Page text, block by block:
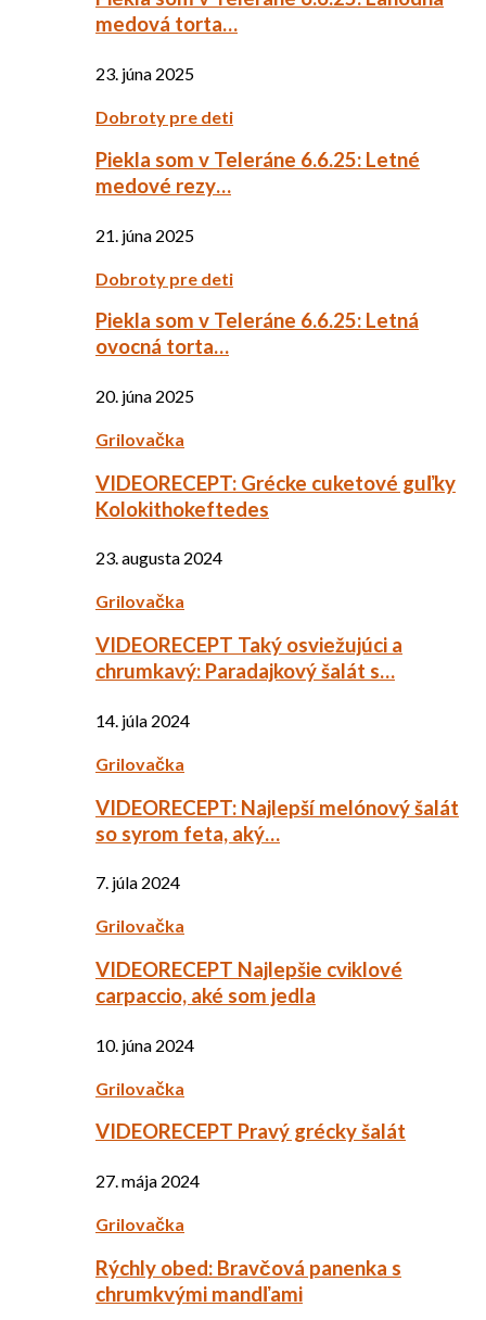
medová torta…
23. júna 2025
Dobroty pre deti
Piekla som v Teleráne 6.6.25: Letné
medové rezy…
21. júna 2025
Dobroty pre deti
Piekla som v Teleráne 6.6.25: Letná
ovocná torta…
20. júna 2025
Grilovačka
VIDEORECEPT: Grécke cuketové guľky
Kolokithokeftedes
23. augusta 2024
Grilovačka
VIDEORECEPT Taký osviežujúci a
chrumkavý: Paradajkový šalát s…
14. júla 2024
Grilovačka
VIDEORECEPT: Najlepší melónový šalát
so syrom feta, aký…
7. júla 2024
Grilovačka
VIDEORECEPT Najlepšie cviklové
carpaccio, aké som jedla
10. júna 2024
Grilovačka
VIDEORECEPT Pravý grécky šalát
27. mája 2024
Grilovačka
Rýchly obed: Bravčová panenka s
chrumkvými mandľami